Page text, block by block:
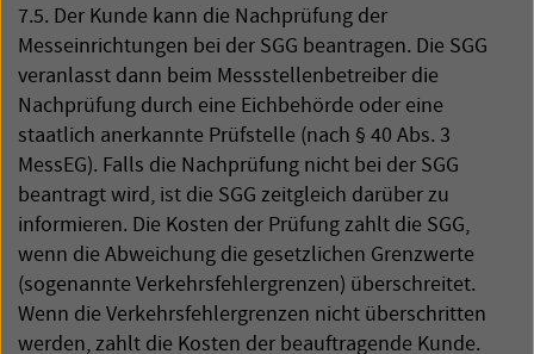
7.5. Der Kunde kann die Nachprüfung der
Messeinrichtungen bei der SGG beantragen. Die SGG
veranlasst dann beim Messstellenbetreiber die
Nachprüfung durch eine Eichbehörde oder eine
staatlich anerkannte Prüfstelle (nach § 40 Abs. 3
MessEG). Falls die Nachprüfung nicht bei der SGG
beantragt wird, ist die SGG zeitgleich darüber zu
informieren. Die Kosten der Prüfung zahlt die SGG,
wenn die Abweichung die gesetzlichen Grenzwerte
(sogenannte Verkehrsfehlergrenzen) überschreitet.
Wenn die Verkehrsfehlergrenzen nicht überschritten
werden, zahlt die Kosten der beauftragende Kunde.